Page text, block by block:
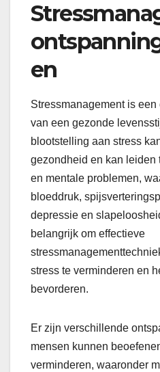
en
Stressmanagement is
van een gezonde
blootstelling aan stress
gezondheid en kan leiden
en mentale problemen,
bloeddruk,
depressie en
belangrijk om effectieve
stress te verminderen en
bevorderen.
Er zijn verschillende
mensen kunnen
verminderen, waaronder